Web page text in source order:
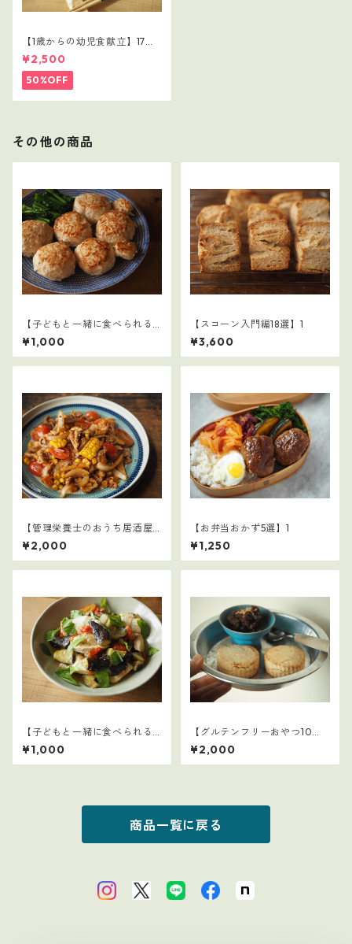
【1歳からの幼児食献立】17レ
シピつき
¥2,500
50%OFF
その他の商品
【子どもと一緒に食べられる
ごはん】1
¥1,000
【スコーン入門編18選】1
¥3,600
【管理栄養士のおうち居酒屋1
0選】3
¥2,000
【お弁当おかず5選】1
¥1,250
【子どもと一緒に食べられる
ごはん】23
¥1,000
【グルテンフリーおやつ10
選】2
¥2,000
商品一覧に戻る